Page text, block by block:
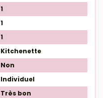
1
1
1
Kitchenette
Non
Individuel
Très bon